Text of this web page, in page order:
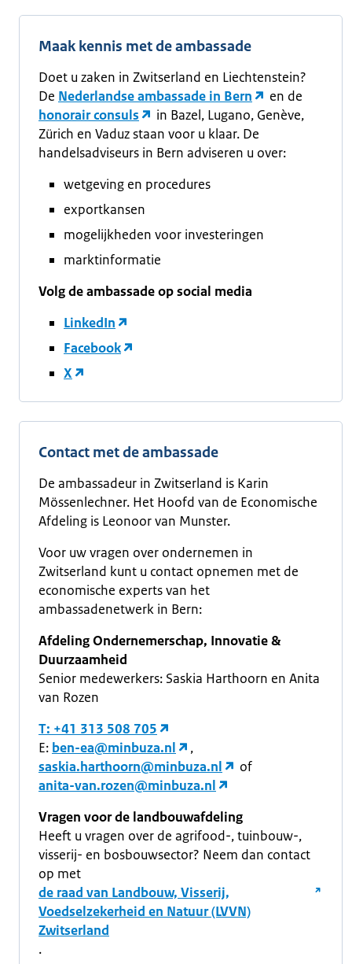
Maak kennis met de ambassade
Doet u zaken in Zwitserland en Liechtenstein?
De Nederlandse ambassade in Bern
en de
honorair consuls
in Bazel, Lugano, Genève,
Zürich en Vaduz staan voor u klaar. De
handelsadviseurs in Bern adviseren u over:
wetgeving en procedures
exportkansen
mogelijkheden voor investeringen
marktinformatie
Volg de ambassade op social media
LinkedIn
Facebook
X
Contact met de ambassade
De ambassadeur in Zwitserland is Karin
Mössenlechner. Het Hoofd van de Economische
Afdeling is Leonoor van Munster.
Voor uw vragen over ondernemen in
Zwitserland kunt u contact opnemen met de
economische experts van het
ambassadenetwerk in Bern:
Afdeling Ondernemerschap, Innovatie &
Duurzaamheid
Senior medewerkers: Saskia Harthoorn en Anita
van Rozen
T: +41 313 508 705
E: ben-ea@minbuza.nl
,
saskia.harthoorn@minbuza.nl
of
anita-van.rozen@minbuza.nl
Vragen voor de landbouwafdeling
Heeft u vragen over de agrifood-, tuinbouw-,
visserij- en bosbouwsector? Neem dan contact
op met
de raad van Landbouw, Visserij,
Voedselzekerheid en Natuur (LVVN)
Zwitserland
.